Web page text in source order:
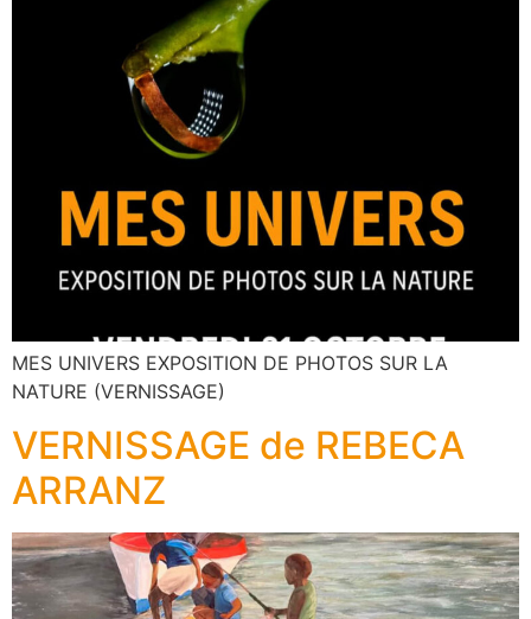
MES UNIVERS EXPOSITION DE PHOTOS SUR LA
NATURE (VERNISSAGE)
VERNISSAGE de REBECA
ARRANZ